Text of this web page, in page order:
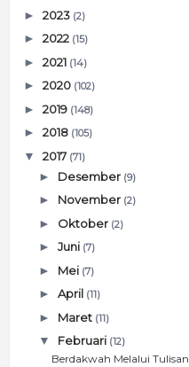
► 2023 (2)
► 2022 (15)
► 2021 (14)
► 2020 (102)
► 2019 (148)
► 2018 (105)
▼ 2017 (71)
► Desember (9)
► November (2)
► Oktober (2)
► Juni (7)
► Mei (7)
► April (11)
► Maret (11)
▼ Februari (12)
Berdakwah Melalui Tulisan